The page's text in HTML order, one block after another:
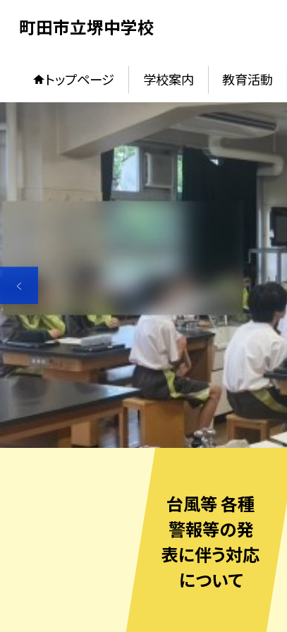
町田市立堺中学校
トップページ 学校案内 教育活動
台風等 各種
警報等の発
表に伴う対応
について